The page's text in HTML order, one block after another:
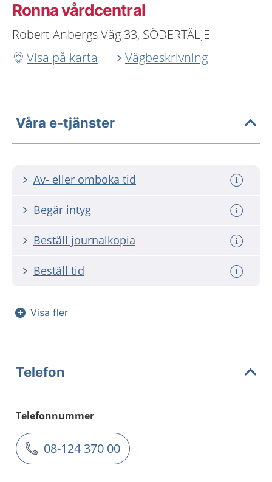
Ronna vårdcentral
Robert Anbergs Väg 33, SÖDERTÄLJE
Visa på karta
Vägbeskrivning
Våra e-tjänster
Av- eller omboka tid
Begär intyg
Beställ journalkopia
Beställ tid
Visa fler
Telefon
Telefonnummer
08-124 370 00